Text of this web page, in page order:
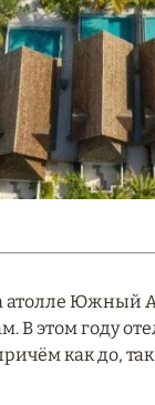
атолле Южный
В этом году
как до,